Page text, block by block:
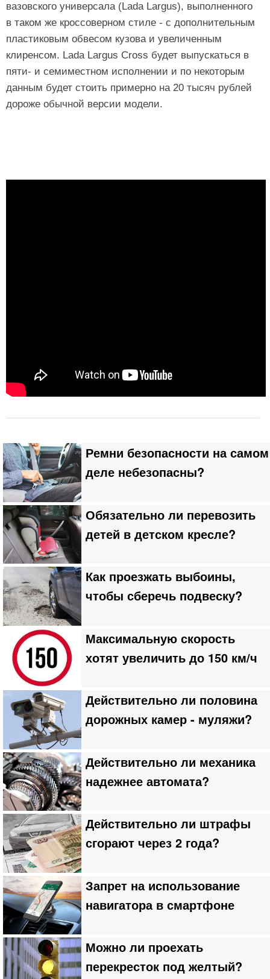
вазовского универсала (Lada Largus), выполненного
в таком же кроссоверном стиле - с дополнительным
пластиковым обвесом кузова и увеличенным
клиренсом. Lada Largus Cross будет выпускаться в
пяти- и семиместном исполнении и по некоторым
данным будет стоить примерно на 20 тысяч рублей
дороже обычной версии модели.
Ремни безопасности на самом
деле небезопасны?
Обязательно ли перевозить
детей в детском кресле?
Как проезжать выбоины,
чтобы сберечь подвеску?
Максимальную скорость
хотят увеличить до 150 км/ч
Действительно ли половина
дорожных камер - муляжи?
Действительно ли механика
надежнее автомата?
Действительно ли штрафы
сгорают через 2 года?
Запрет на использование
навигатора в смартфоне
Можно ли проехать
перекресток под желтый?